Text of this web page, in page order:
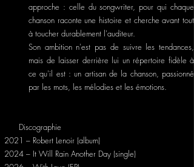
approche : celle du songwriter, pour qui chaque
chanson raconte une histoire et cherche avant tout
à toucher durablement l'auditeur.
Son ambition n'est pas de suivre les tendances,
mais de laisser derrière lui un répertoire fidèle à
ce qu'il est : un artisan de la chanson, passionné
par les mots, les mélodies et les émotions.
Discographie
2021 – Robert Lenoir (album)
2024 – It Will Rain Another Day (single)